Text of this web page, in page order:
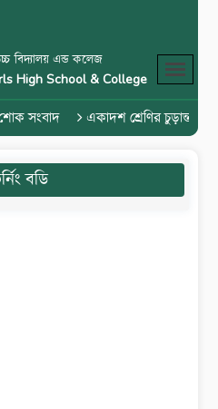
বিদ্যালয় এন্ড কলেজ
High School & College
সংবাদ একাদশ শ্রেণির চুড়ান্ত
বডি